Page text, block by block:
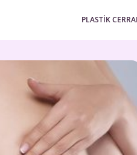
PLASTİK